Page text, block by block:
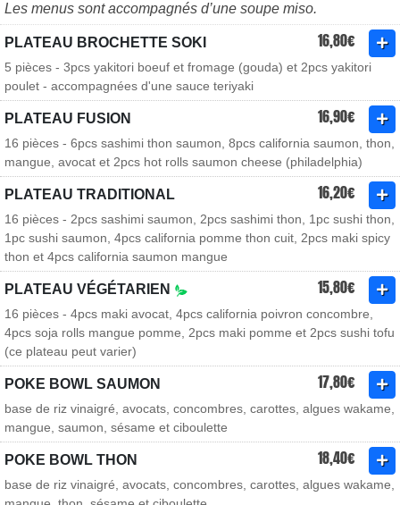
Les menus sont accompagnés d’une soupe miso.
PLATEAU BROCHETTE SOKI 16,80€
5 pièces - 3pcs yakitori boeuf et fromage (gouda) et 2pcs yakitori
poulet - accompagnées d'une sauce teriyaki
PLATEAU FUSION 16,90€
16 pièces - 6pcs sashimi thon saumon, 8pcs california saumon, thon,
mangue, avocat et 2pcs hot rolls saumon cheese (philadelphia)
PLATEAU TRADITIONAL 16,20€
16 pièces - 2pcs sashimi saumon, 2pcs sashimi thon, 1pc sushi thon,
1pc sushi saumon, 4pcs california pomme thon cuit, 2pcs maki spicy
thon et 4pcs california saumon mangue
PLATEAU VÉGÉTARIEN 15,80€
16 pièces - 4pcs maki avocat, 4pcs california poivron concombre,
4pcs soja rolls mangue pomme, 2pcs maki pomme et 2pcs sushi tofu
(ce plateau peut varier)
POKE BOWL SAUMON 17,80€
base de riz vinaigré, avocats, concombres, carottes, algues wakame,
mangue, saumon, sésame et ciboulette
POKE BOWL THON 18,40€
base de riz vinaigré, avocats, concombres, carottes, algues wakame,